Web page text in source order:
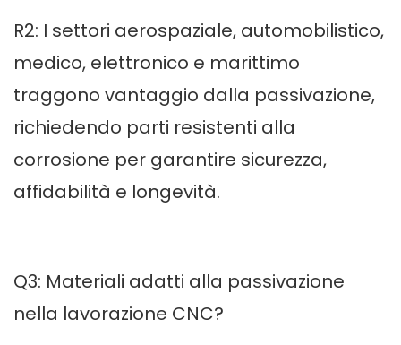
R2: I settori aerospaziale, automobilistico,
medico, elettronico e marittimo
traggono vantaggio dalla passivazione,
richiedendo parti resistenti alla
corrosione per garantire sicurezza,
affidabilità e longevità.
Q3: Materiali adatti alla passivazione
nella lavorazione CNC?